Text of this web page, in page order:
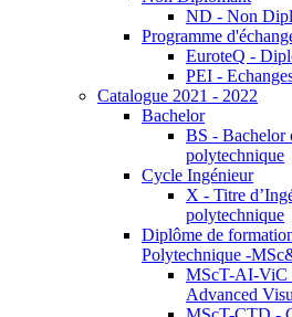
ND - Non
Programme
EuroteQ -
PEI -
Catalogue 2021 - 2022
Bachelor
BS - Bachelor
polytechnique
Cycle Ingénieur
X - Titre
polytechnique
Diplôme de
Polytechnique -
MScT-AI-ViC
Advanced